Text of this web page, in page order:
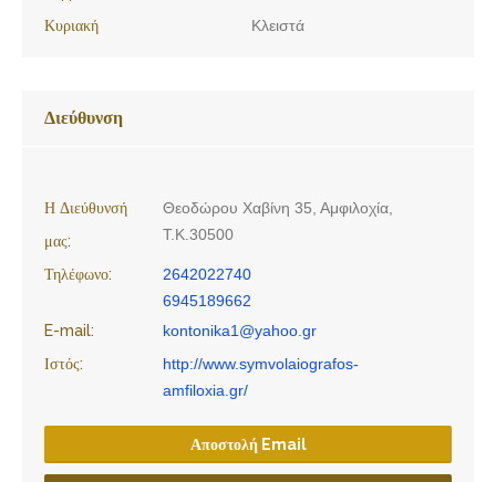
Κυριακή
Κλειστά
Διεύθυνση
Η Διεύθυνσή
μας:
Θεοδώρου Χαβίνη 35, Αμφιλοχία,
Τ.Κ.30500
Τηλέφωνο:
2642022740
6945189662
E-mail:
kontonika1@yahoo.gr
Ιστός:
http://www.symvolaiografos-
amfiloxia.gr/
Αποστολή Email